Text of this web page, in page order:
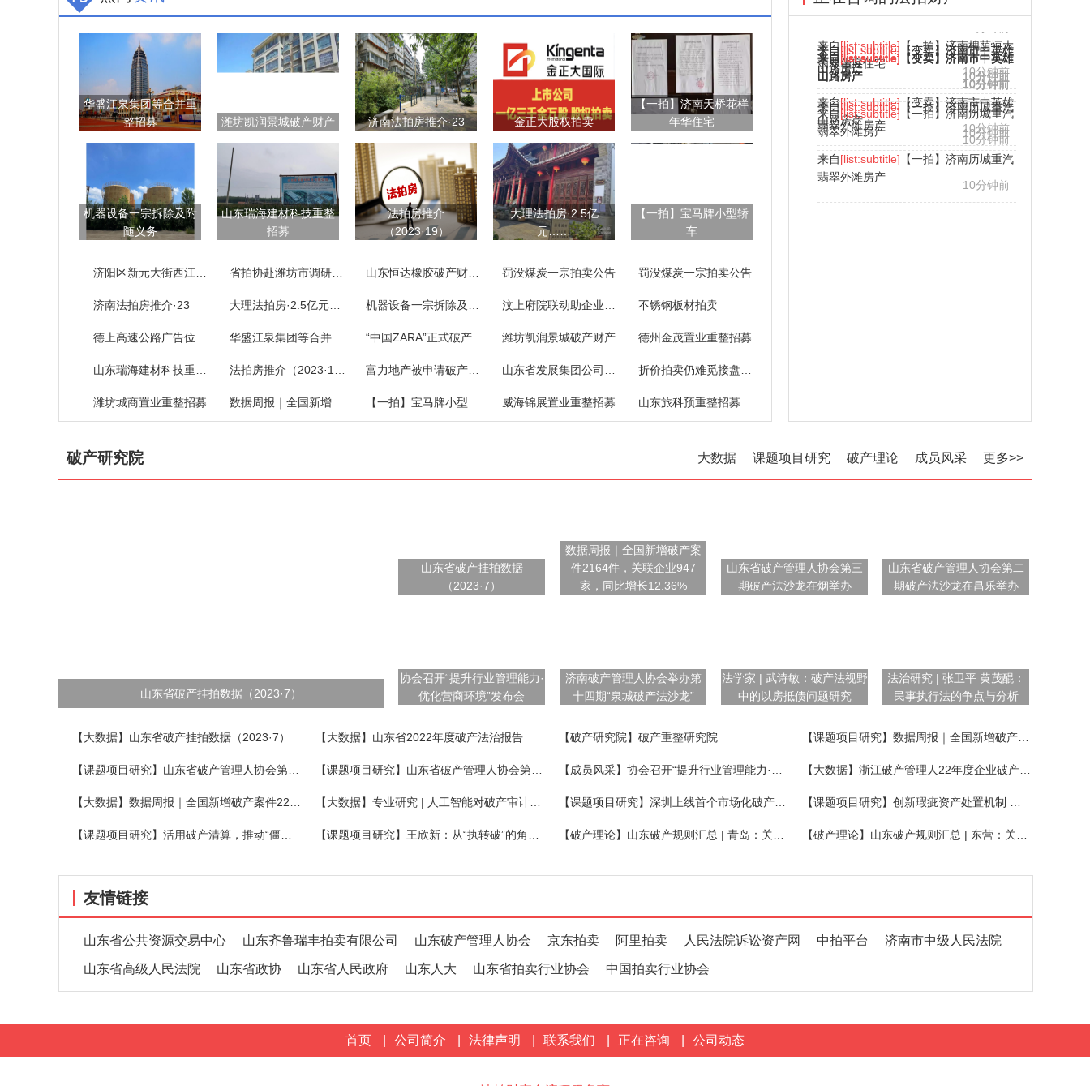
华盛江泉集团等合并重
整招募
潍坊凯润景城破产财产 济南法拍房推介·23 金正大股权拍卖
【一拍】济南天桥花样
年华住宅
机器设备一宗拆除及附
随义务
山东瑞海建材科技重整
招募
法拍房推介
（2023·19）
大理法拍房·2.5亿
元……
【一拍】宝马牌小型轿
车
罚没煤炭一宗拍卖公告 罚没煤炭一宗拍卖公告
济南法拍房推介·23 不锈钢板材拍卖
德上高速公路广告位 “中国ZARA”正式破产 潍坊凯润景城破产财产 德州金茂置业重整招募
潍坊城商置业重整招募 威海锦展置业重整招募 山东旅科预重整招募
10分钟前
来自[list:subtitle]【变卖】济南市中英雄
山路房产
山路房产
山路房产
山路房产
10分钟前
10分钟前
10分钟前
来自[list:subtitle]【一拍】济南历城重汽
翡翠外滩房产
10分钟前
来自 [list:subtitle]
【一拍】济南历城重汽
翡翠外滩房产
10分钟前
来自 [list:subtitle]
【一拍】济南历城重汽
翡翠外滩房产
10分钟前
来自 [list:subtitle] 济南法拍房推介·23
10分钟前
来自[list:subtitle]【一拍】济南槐荫恒大
翡翠华庭住宅
10分钟前
来自 [list:subtitle]
【一拍】济南槐荫恒大
翡翠华庭住宅
10分钟前
来自 [list:subtitle]
【一拍】济南槐荫恒大
翡翠华庭住宅
破产研究院 更多>>
成员风采
破产理论
课题项目研究
大数据
山东省破产挂拍数据（2023·7）
山东省破产挂拍数据
（2023·7）
数据周报｜全国新增破产案
件2164件，关联企业947
家，同比增长12.36%
山东省破产管理人协会第三
期破产法沙龙在烟举办
山东省破产管理人协会第二
期破产法沙龙在昌乐举办
协会召开“提升行业管理能力·
优化营商环境”发布会
济南破产管理人协会举办第
十四期“泉城破产法沙龙”
法学家 | 武诗敏：破产法视野
中的以房抵债问题研究
法治研究 | 张卫平 黄茂醌：
民事执行法的争点与分析
【大数据】山东省破产挂拍数据（2023·7） 【大数据】山东省2022年度破产法治报告 【破产研究院】破产重整研究院
友情链接
山东省公共资源交易中心 山东齐鲁瑞丰拍卖有限公司 山东破产管理人协会 京东拍卖 阿里拍卖 人民法院诉讼资产网 中拍平台 济南市中级人民法院
山东省高级人民法院 山东省政协 山东省人民政府 山东人大 山东省拍卖行业协会 中国拍卖行业协会
首页 公司简介 法律声明 联系我们 正在咨询 公司动态